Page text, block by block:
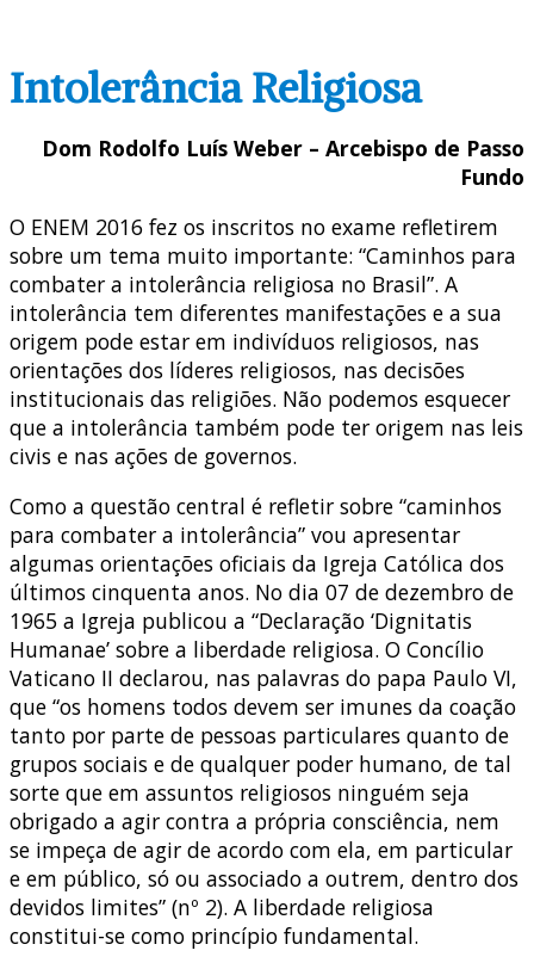
Intolerância Religiosa
Dom Rodolfo Luís Weber – Arcebispo de Passo
Fundo
O ENEM 2016 fez os inscritos no exame refletirem
sobre um tema muito importante: “Caminhos para
combater a intolerância religiosa no Brasil”. A
intolerância tem diferentes manifestações e a sua
origem pode estar em indivíduos religiosos, nas
orientações dos líderes religiosos, nas decisões
institucionais das religiões. Não podemos esquecer
que a intolerância também pode ter origem nas leis
civis e nas ações de governos.
Como a questão central é refletir sobre “caminhos
para combater a intolerância” vou apresentar
algumas orientações oficiais da Igreja Católica dos
últimos cinquenta anos. No dia 07 de dezembro de
1965 a Igreja publicou a “Declaração ‘Dignitatis
Humanae’ sobre a liberdade religiosa. O Concílio
Vaticano II declarou, nas palavras do papa Paulo VI,
que “os homens todos devem ser imunes da coação
tanto por parte de pessoas particulares quanto de
grupos sociais e de qualquer poder humano, de tal
sorte que em assuntos religiosos ninguém seja
obrigado a agir contra a própria consciência, nem
se impeça de agir de acordo com ela, em particular
e em público, só ou associado a outrem, dentro dos
devidos limites” (nº 2). A liberdade religiosa
constitui-se como princípio fundamental.